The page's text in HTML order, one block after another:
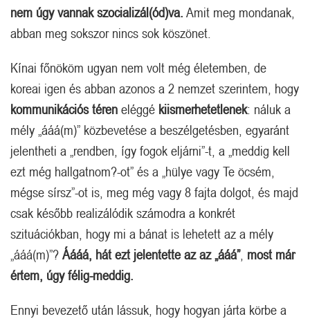
nem úgy vannak szocializál(ód)va. Amit meg mondanak,
abban meg sokszor nincs sok köszönet.
Kínai főnököm ugyan nem volt még életemben, de
koreai igen és abban azonos a 2 nemzet szerintem, hogy
kommunikációs téren eléggé kiismerhetetlenek: náluk a
mély „ááá(m)” közbevetése a beszélgetésben, egyaránt
jelentheti a „rendben, így fogok eljárni”-t, a „meddig kell
ezt még hallgatnom?-ot” és a „hülye vagy Te öcsém,
mégse sírsz”-ot is, meg még vagy 8 fajta dolgot, és majd
csak később realizálódik számodra a konkrét
szituációkban, hogy mi a bánat is lehetett az a mély
„ááá(m)”? Áááá, hát ezt jelentette az az „ááá”, most már
értem, úgy félig-meddig.
Ennyi bevezető után lássuk, hogy hogyan járta körbe a